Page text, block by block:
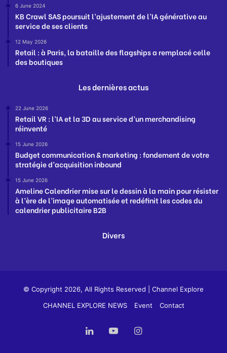
6 June 2024
KB Crawl SAS poursuit l’ajustement de l’IA générative au
service de ses clients
12 May 2026
Retail : à Paris, la bataille des flagships a remplacé celle
des boutiques
Les dernières actus
22 June 2026
Retail VR : l’IA et la 3D au service d’un merchandising
réinventé
15 June 2026
Budget communication & marketing : fondement de votre
stratégie d’acquisition inbound
15 June 2026
Ameline Calendrier mise sur le dessin à la main pour résister
à l’ère de l’image automatisée et redéfinit les codes du
calendrier publicitaire B2B
Divers
© Copyright 2026, All Rights Reserved | Channel Explore
CHANNEL EXPLORE NEWS
Event Contact
LinkedInYouTubeInstagram